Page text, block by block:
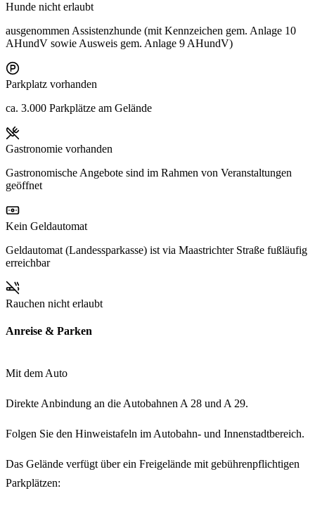
Hunde nicht erlaubt
ausgenommen Assistenzhunde (mit Kennzeichen gem. Anlage 10
AHundV sowie Ausweis gem. Anlage 9 AHundV)
Parkplatz vorhanden
ca. 3.000 Parkplätze am Gelände
Gastronomie vorhanden
Gastronomische Angebote sind im Rahmen von Veranstaltungen
geöffnet
Kein Geldautomat
Geldautomat (Landessparkasse) ist via Maastrichter Straße fußläufig
erreichbar
Rauchen nicht erlaubt
Anreise & Parken
Mit dem Auto
Direkte Anbindung an die Autobahnen A 28 und A 29.
Folgen Sie den Hinweistafeln im Autobahn- und Innenstadtbereich.
Das Gelände verfügt über ein Freigelände mit gebührenpflichtigen
Parkplätzen: